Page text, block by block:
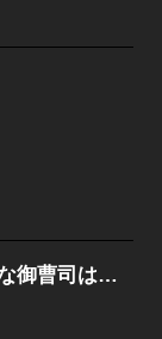
蜜色交渉は甘い罠 不埒な御曹司は性感開発がお好き【イラスト入り】